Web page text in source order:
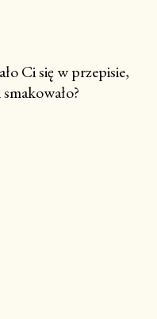
Ci się w przepisie,